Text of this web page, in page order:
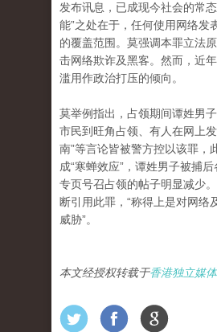
发布讯息，已成现今社会的常
能”之处在于，任何使用网络发
的覆盖范围。莫强调本罪立法
击网络欺诈及黑客。然而，近
滥用作政治打压的倾向。
莫举例指出，占领期间谭姓男
市民到旺角占领、有人在网上
南”等言论皆被警方控以该罪，
成“寒蝉效应”，谭姓男子被捕后
专页号召占领的帖子明显减少
断引用此罪，“称得上是对网络
威胁”。
本文经授权转载于香港独立媒体